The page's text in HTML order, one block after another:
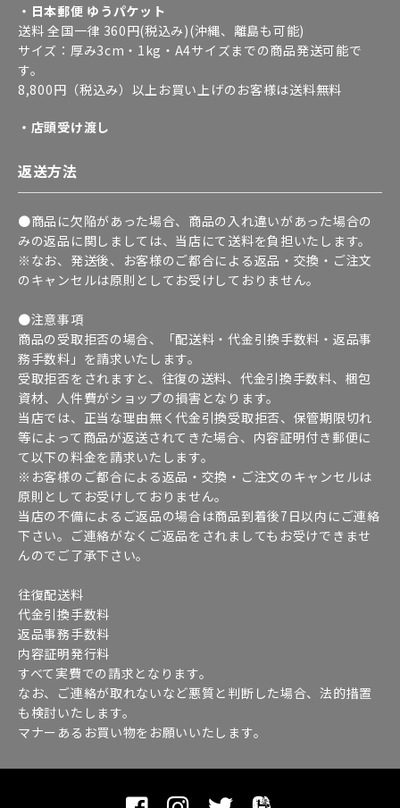
・日本郵便 ゆうパケット
送料 全国一律 360円(税込み)(沖縄、離島も可能)
サイズ：厚み3cm・1kg・A4サイズまでの商品発送可能で
す。
8,800円（税込み）以上お買い上げのお客様は送料無料
・店頭受け渡し
返送方法
●商品に欠陥があった場合、商品の入れ違いがあった場合の
みの返品に関しましては、当店にて送料を負担いたします。
※なお、発送後、お客様のご都合による返品・交換・ご注文
のキャンセルは原則としてお受けしておりません。
●注意事項
商品の受取拒否の場合、「配送料・代金引換手数料・返品事
務手数料」を請求いたします。
受取拒否をされますと、往復の送料、代金引換手数料、梱包
資材、人件費がショップの損害となります。
当店では、正当な理由無く代金引換受取拒否、保管期限切れ
等によって商品が返送されてきた場合、内容証明付き郵便に
て以下の料金を請求いたします。
※お客様のご都合による返品・交換・ご注文のキャンセルは
原則としてお受けしておりません。
当店の不備によるご返品の場合は商品到着後7日以内にご連絡
下さい。ご連絡がなくご返品をされましてもお受けできませ
んのでご了承下さい。
往復配送料
代金引換手数料
返品事務手数料
内容証明発行料
すべて実費での請求となります。
なお、ご連絡が取れないなど悪質と判断した場合、法的措置
も検討いたします。
マナーあるお買い物をお願いいたします。